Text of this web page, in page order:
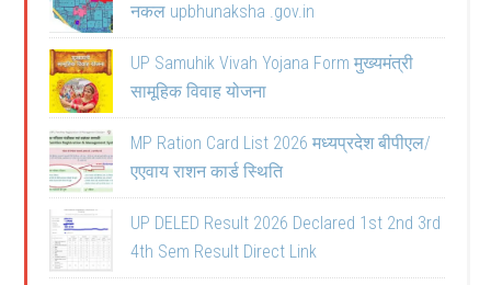
नकल upbhunaksha .gov.in
UP Samuhik Vivah Yojana Form मुख्यमंत्री
सामूहिक विवाह योजना
MP Ration Card List 2026 मध्यप्रदेश बीपीएल/
एएवाय राशन कार्ड स्थिति
UP DELED Result 2026 Declared 1st 2nd 3rd
4th Sem Result Direct Link